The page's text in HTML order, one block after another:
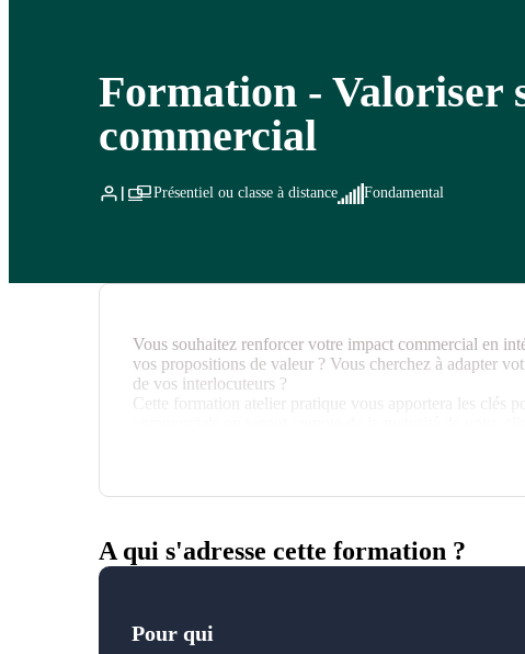
Formation - Valoriser
commercial
Présentiel ou classe à distance Fondamental
Vous souhaitez renforcer votre impact commercial en
vos propositions de valeur ? Vous cherchez à adapter
de vos interlocuteurs ?
Cette formation atelier pratique vous apportera les clés
A qui s'adresse cette formation ?
Pour qui